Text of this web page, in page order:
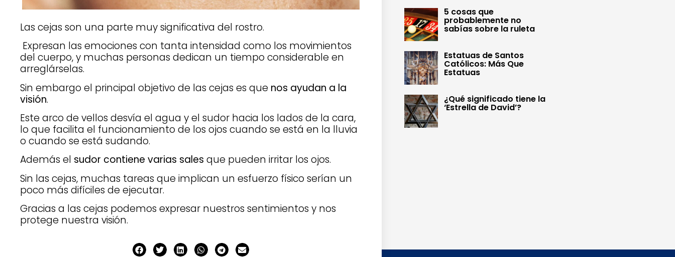
Las cejas son una parte muy significativa del rostro.
Expresan las emociones con tanta intensidad como los movimientos
del cuerpo, y muchas personas dedican un tiempo considerable en
arreglárselas.
Sin embargo el principal objetivo de las cejas es que nos ayudan a la
visión.
Este arco de vellos desvía el agua y el sudor hacia los lados de la cara,
lo que facilita el funcionamiento de los ojos cuando se está en la lluvia
o cuando se está sudando.
Además el sudor contiene varias sales que pueden irritar los ojos.
Sin las cejas, muchas tareas que implican un esfuerzo físico serían un
poco más difíciles de ejecutar.
Gracias a las cejas podemos expresar nuestros sentimientos y nos
protege nuestra visión.
5 cosas que
probablemente no
sabías sobre la ruleta
Estatuas de Santos
Católicos: Más Que
Estatuas
¿Qué significado tiene la
‘Estrella de David’?